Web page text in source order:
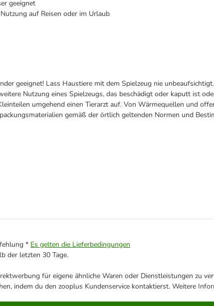
geeignet
auf Reisen oder im Urlaub
geeignet! Lass Haustiere mit dem Spielzeug nie
Nutzung eines Spielzeugs, das beschädigt oder kaputt ist
umgehend einen Tierarzt auf. Von Wärmequellen und
gemäß der örtlich geltenden Normen und
* Es gelten die Lieferbedingungen
der letzten 30 Tage.
für eigene ähnliche Waren oder Dienstleistungen zu
indem du den zooplus Kundenservice kontaktierst. Weitere